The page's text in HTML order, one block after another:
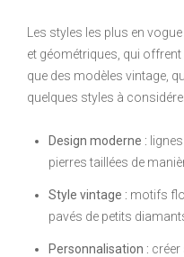
Les styles les plus en
et géométriques, qui
que des modèles vintage,
quelques styles à
Design moderne :
pierres taillées de
Style vintage : motifs
pavés de petits
Personnalisation : créer